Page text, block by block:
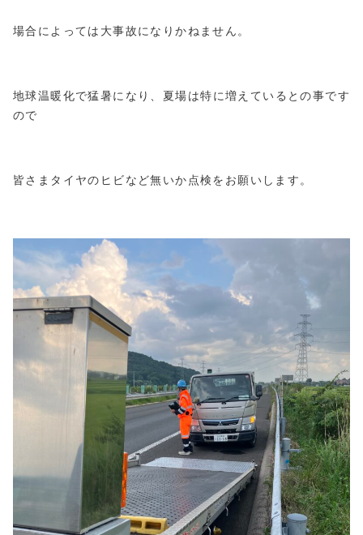
場合によっては大事故になりかねません。
地球温暖化で猛暑になり、夏場は特に増えているとの事です
ので
皆さまタイヤのヒビなど無いか点検をお願いします。